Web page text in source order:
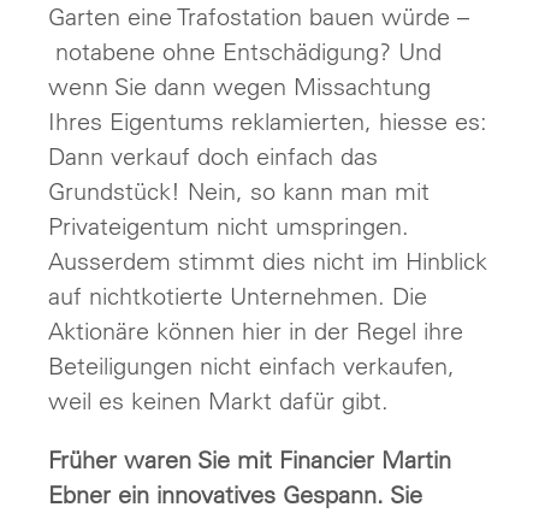
Garten eine Trafostation bauen würde –
notabene ohne Entschädigung? Und
wenn Sie dann wegen Missachtung
Ihres Eigentums reklamierten, hiesse es:
Dann verkauf doch einfach das
Grundstück! Nein, so kann man mit
Privateigentum nicht umspringen.
Ausserdem stimmt dies nicht im Hinblick
auf nichtkotierte Unternehmen. Die
Aktionäre können hier in der Regel ihre
Beteiligungen nicht einfach verkaufen,
weil es keinen Markt dafür gibt.
Früher waren Sie mit Financier Martin
Ebner ein innovatives Gespann. Sie